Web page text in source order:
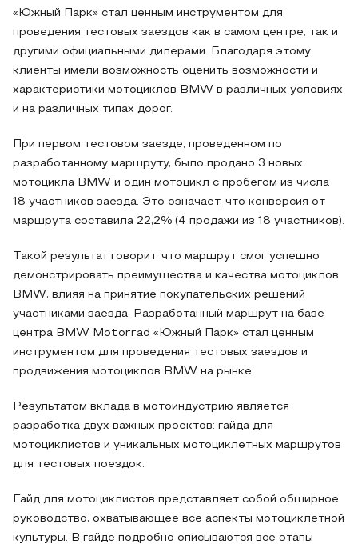
«Южный Парк» стал ценным инструментом для
проведения тестовых заездов как в самом центре, так и
другими официальными дилерами. Благодаря этому
клиенты имели возможность оценить возможности и
характеристики мотоциклов BMW в различных условиях
и на различных типах дорог.
При первом тестовом заезде, проведенном по
разработанному маршруту, было продано 3 новых
мотоцикла BMW и один мотоцикл с пробегом из числа
18 участников заезда. Это означает, что конверсия от
маршрута составила 22,2% (4 продажи из 18 участников).
Такой результат говорит, что маршрут смог успешно
демонстрировать преимущества и качества мотоциклов
BMW, влияя на принятие покупательских решений
участниками заезда. Разработанный маршрут на базе
центра BMW Motorrad «Южный Парк» стал ценным
инструментом для проведения тестовых заездов и
продвижения мотоциклов BMW на рынке.
Результатом вклада в мотоиндустрию является
разработка двух важных проектов: гайда для
мотоциклистов и уникальных мотоциклетных маршрутов
для тестовых поездок.
Гайд для мотоциклистов представляет собой обширное
руководство, охватывающее все аспекты мотоциклетной
культуры. В гайде подробно описываются все этапы